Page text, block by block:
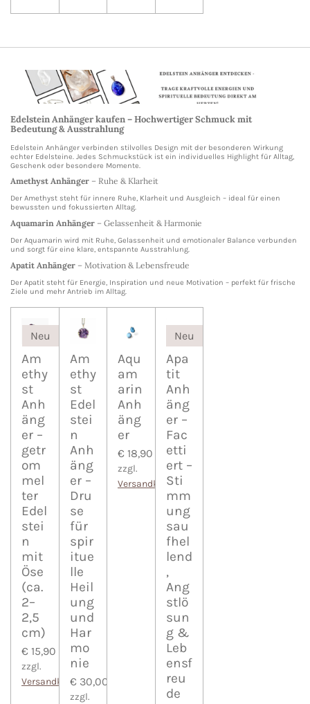
Edelstein Anhänger kaufen – Hochwertiger Schmuck mit
Bedeutung & Ausstrahlung
Edelstein Anhänger verbinden stilvolles Design mit der besonderen Wirkung
echter Edelsteine. Jedes Schmuckstück ist ein individuelles Highlight für Alltag,
Geschenk oder besondere Momente.
Amethyst Anhänger – Ruhe & Klarheit
Der Amethyst steht für innere Ruhe, Klarheit und Ausgleich – ideal für einen
bewussten und fokussierten Alltag.
Aquamarin Anhänger – Gelassenheit & Harmonie
Der Aquamarin wird mit Ruhe, Gelassenheit und emotionaler Balance verbunden
und sorgt für eine klare, entspannte Ausstrahlung.
Apatit Anhänger – Motivation & Lebensfreude
Der Apatit steht für Energie, Inspiration und neue Motivation – perfekt für frische
Ziele und mehr Antrieb im Alltag.
Neu
Am
ethy
st
Anh
äng
er –
getr
om
mel
ter
Edel
stei
n
mit
Öse
(ca.
2–
2,5
cm)
€ 15,90
zzgl.
Versandkosten
Am
ethy
st
Edel
stei
n
Anh
äng
er –
Dru
se
für
spir
itue
lle
Heil
ung
und
Har
mo
nie
€ 30,00
zzgl.
Aqu
am
arin
Anh
äng
er
€ 18,90
zzgl.
Versandkosten
Neu
Apa
tit
Anh
äng
er –
Fac
etti
ert –
Sti
mm
ung
sau
fhel
lend
,
Ang
stlö
sun
g &
Leb
ensf
reu
de